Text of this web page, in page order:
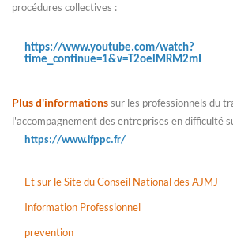
procédures collectives :
https://www.youtube.com/watch?
time_continue=1&v=T2oelMRM2mI
Plus d'informationssur les professionnels du
l'accompagnement des entreprises en difficulté
https://www.ifppc.fr/
Et sur le Site du Conseil National des AJMJ
Information Professionnel
prevention